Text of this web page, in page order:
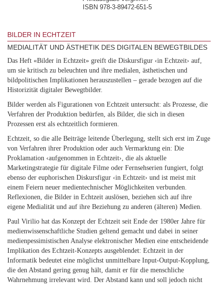
ISBN 978-3-89472-651-5
BILDER IN ECHTZEIT
MEDIALITÄT UND ÄSTHETIK DES DIGITALEN BEWEGTBILDES
Das Heft «Bilder in Echtzeit» greift die Diskursfigur ‹in Echtzeit› auf,
um sie kritisch zu beleuchten und ihre medialen, ästhetischen und
bildpolitischen Implikationen herauszustellen – gerade bezogen auf die
Historizität digitaler Bewegtbilder.
Bilder werden als Figurationen von Echtzeit untersucht: als Prozesse, die
Verfahren der Produktion bedürfen, als Bilder, die sich in diesen
Prozessen erst als echtzeitlich formieren.
Echtzeit, so die alle Beiträge leitende Überlegung, stellt sich erst im Zuge
von Verfahren ihrer Produktion oder auch Vermarktung ein: Die
Proklamation ‹aufgenommen in Echtzeit›, die als aktuelle
Marketingstrategie für digitale Filme oder Fernsehserien fungiert, folgt
ebenso der euphorischen Diskursfigur ‹in Echtzeit› und ist meist mit
einem Feiern neuer medientechnischer Möglichkeiten verbunden.
Reflexionen, die Bilder in Echtzeit auslösen, beziehen sich auf ihre
eigene Medialität und auf ihre Beziehung zu anderen (älteren) Medien.
Paul Virilio hat das Konzept der Echtzeit seit Ende der 1980er Jahre für
medienwissenschaftliche Studien geltend gemacht und dabei in seiner
medienpessimistischen Analyse elektronischer Medien eine entscheidende
Implikation des Echtzeit-Konzepts ausgeblendet: Echtzeit in der
Informatik bedeutet eine möglichst unmittelbare Input-Output-Kopplung,
die den Abstand gering genug hält, damit er für die menschliche
Wahrnehmung irrelevant wird. Der Abstand kann und soll jedoch nicht